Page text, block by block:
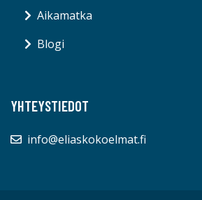
Aikamatka
Blogi
YHTEYSTIEDOT
info@eliaskokoelmat.fi